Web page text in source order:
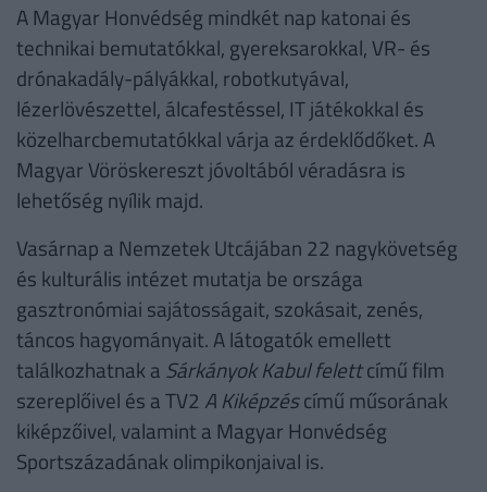
A Magyar Honvédség mindkét nap katonai és
technikai bemutatókkal, gyereksarokkal, VR- és
drónakadály-pályákkal, robotkutyával,
lézerlövészettel, álcafestéssel, IT játékokkal és
közelharcbemutatókkal várja az érdeklődőket. A
Magyar Vöröskereszt jóvoltából véradásra is
lehetőség nyílik majd.
Vasárnap a Nemzetek Utcájában 22 nagykövetség
és kulturális intézet mutatja be országa
gasztronómiai sajátosságait, szokásait, zenés,
táncos hagyományait. A látogatók emellett
találkozhatnak a Sárkányok Kabul felettcímű film
szereplőivel és a TV2 A Kiképzéscímű műsorának
kiképzőivel, valamint a Magyar Honvédség
Sportszázadának olimpikonjaival is.